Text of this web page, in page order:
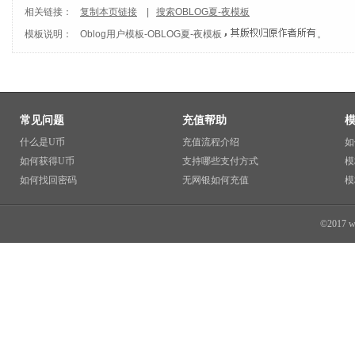
相关链接： 复制本页链接
搜索OBLOG夏-夜模板
模板说明：
Oblog用户模板-OBLOG夏-夜模板 。
常见问题
什么是U币
如何获得U币
如何找回密码
充值帮助
充值流程介绍
支持哪些支付方式
无网银如何充值
©2017